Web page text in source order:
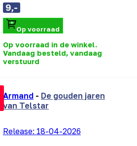
9,-
Op voorraad
Op voorraad in de winkel.
Vandaag besteld, vandaag
verstuurd
Armand - De gouden jaren
van Telstar
Release: 18-04-2026